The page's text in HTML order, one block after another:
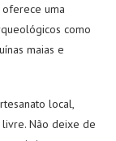
oferece uma
como
maias e
local,
Não deixe de